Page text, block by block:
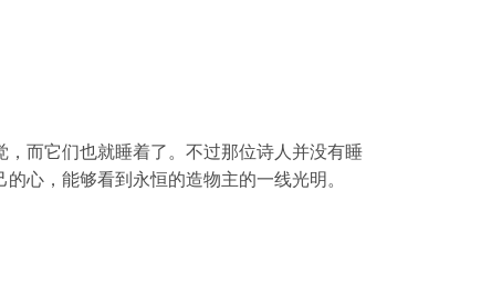
而它们也就睡着了。不过那位诗人并没有睡
心，能够看到永恒的造物主的一线光明。